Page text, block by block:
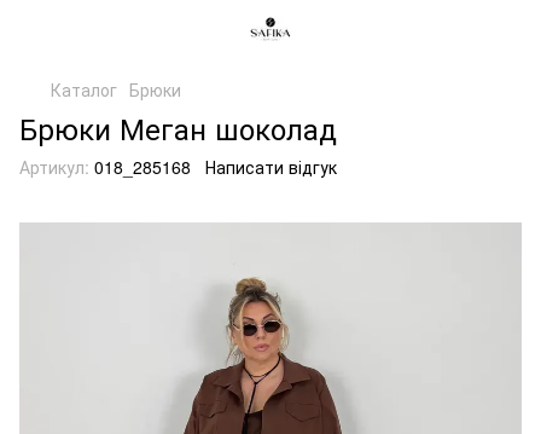
Каталог Брюки
Брюки Меган шоколад
Артикул: 018_285168 Написати відгук